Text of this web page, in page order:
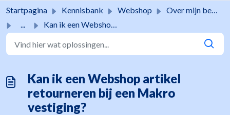
Startpagina Kennisbank Webshop
Over mijn bestelling
...
Kan ik een Webshop artikel retourneren bij een Makro vest...
Kan ik een Webshop artikel
retourneren bij een Makro
vestiging?